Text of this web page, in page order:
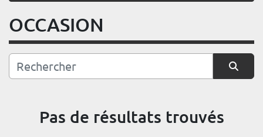
Catégorie
OCCASION
Pas de résultats trouvés